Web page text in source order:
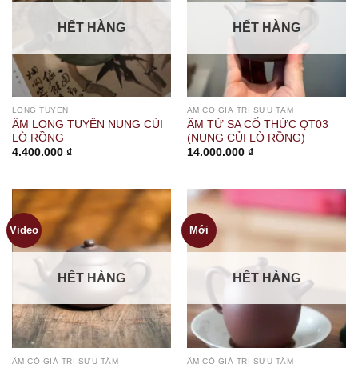
HẾT HÀNG
LONG TUYỀN
ẤM LONG TUYỀN NUNG CỦI
LÒ RỒNG
4.400.000 ₫
HẾT HÀNG
ẤM CÓ GIÁ TRỊ SƯU TẦM
ẤM TỬ SA CỔ THỨC QT03
(NUNG CỦI LÒ RỒNG)
14.000.000 ₫
Video
HẾT HÀNG
ẤM CÓ GIÁ TRỊ SƯU TẦM
Mới
HẾT HÀNG
ẤM CÓ GIÁ TRỊ SƯU TẦM